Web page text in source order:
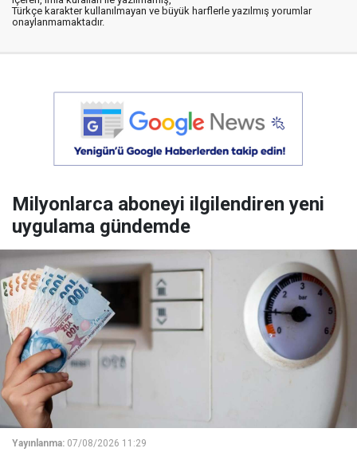
Türkçe karakter kullanılmayan ve büyük harflerle yazılmış yorumlar
onaylanmamaktadır.
Milyonlarca aboneyi ilgilendiren yeni
uygulama gündemde
Yayınlanma: 07/08/2026 11:29